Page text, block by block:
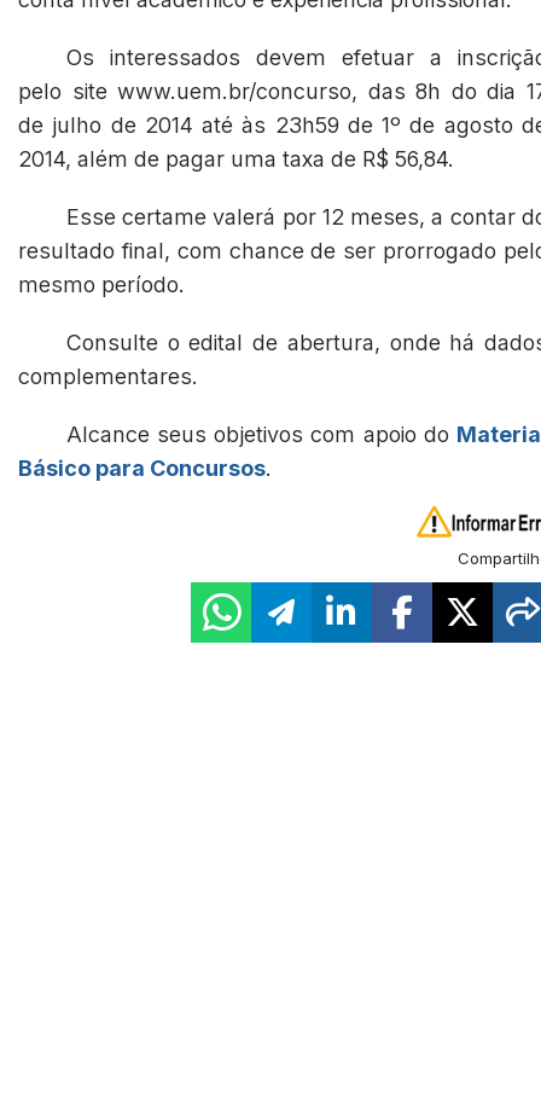
Os interessados devem efetuar a
pelo site www.uem.br/concurso, das 8h do dia
de julho de 2014 até às 23h59 de 1º de agosto
2014, além de pagar uma taxa de R$ 56,84.
Esse certame valerá por 12 meses, a contar
resultado final, com chance de ser prorrogado
mesmo período.
Consulte o edital de abertura, onde há
complementares.
Alcance seus objetivos com apoio do
Básico para Concursos.